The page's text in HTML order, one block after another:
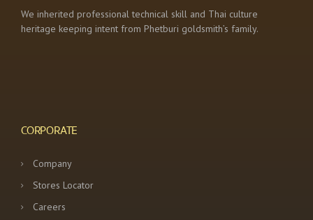
We inherited professional technical skill and Thai culture
heritage keeping intent from Phetburi goldsmith’s family.
CORPORATE
Company
Stores Locator
Careers